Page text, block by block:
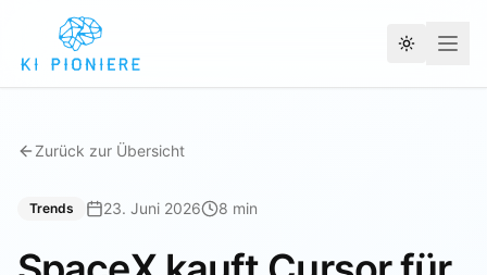
Theme
Zurück zur Übersicht
Trends 23. Juni 2026 8 min